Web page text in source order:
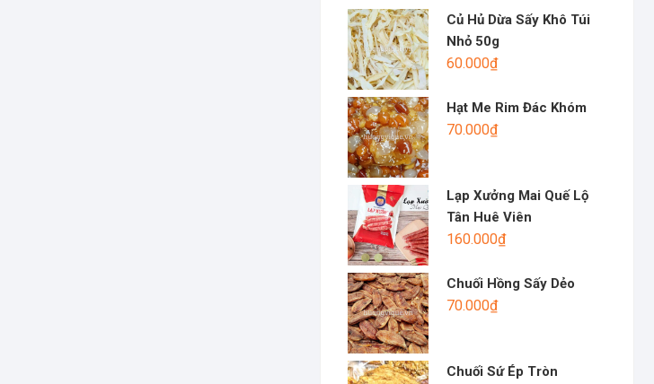
Củ Hủ Dừa Sấy Khô Túi
Nhỏ 50g
60.000₫
Hạt Me Rim Đác Khóm
70.000₫
Lạp Xưởng Mai Quế Lộ
Tân Huê Viên
160.000₫
Chuối Hồng Sấy Dẻo
70.000₫
Chuối Sứ Ép Tròn